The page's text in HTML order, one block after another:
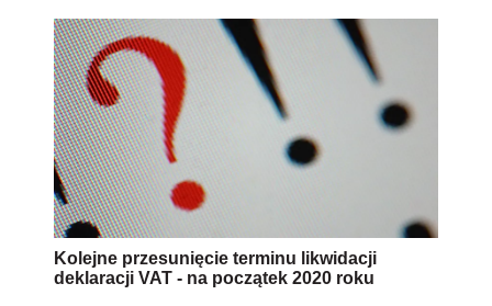
Kolejne przesunięcie terminu likwidacji
deklaracji VAT - na początek 2020 roku